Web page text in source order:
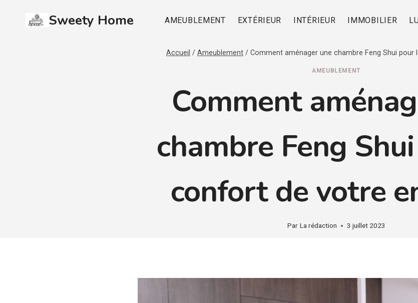
Sweety Home AMEUBLEMENT EXTÉRIEUR INTÉRIEUR IMMOBILIER
Accueil / Ameublement / Comment aménager une chambre Feng Shui
AMEUBLEMENT
Comment
chambre Feng
confort de votre
Par La rédaction 3 juillet 2023